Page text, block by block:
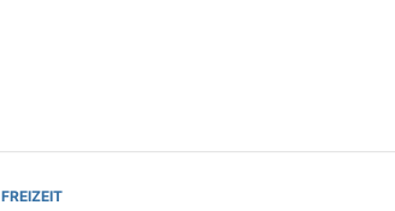
FREIZEIT